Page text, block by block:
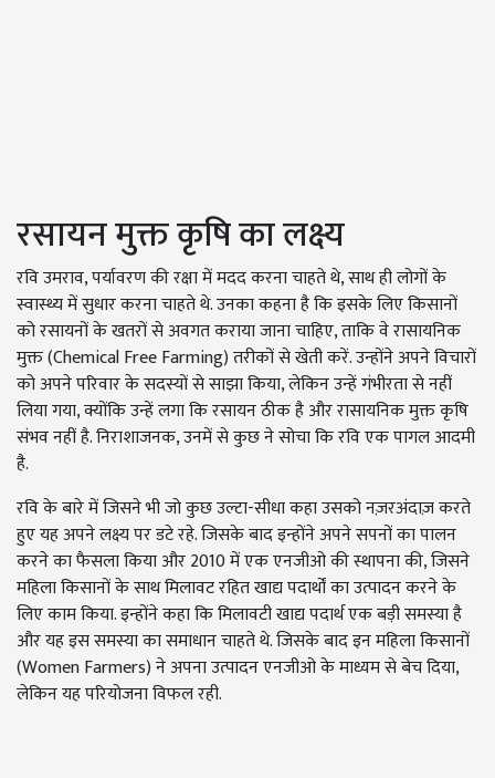
रसायन मुक्त कृषि का लक्ष्य
रवि उमराव, पर्यावरण की रक्षा में मदद करना चाहते थे, साथ ही लोगों के
स्वास्थ्य में सुधार करना चाहते थे. उनका कहना है कि इसके लिए किसानों
को रसायनों के खतरों से अवगत कराया जाना चाहिए, ताकि वे रासायनिक
मुक्त (Chemical Free Farming) तरीकों से खेती करें. उन्होंने अपने विचारों
को अपने परिवार के सदस्यों से साझा किया, लेकिन उन्हें गंभीरता से नहीं
लिया गया, क्योंकि उन्हें लगा कि रसायन ठीक है और रासायनिक मुक्त कृषि
संभव नहीं है. निराशाजनक, उनमें से कुछ ने सोचा कि रवि एक पागल आदमी
है.
रवि के बारे में जिसने भी जो कुछ उल्टा-सीधा कहा उसको नज़रअंदाज़ करते
हुए यह अपने लक्ष्य पर डटे रहे. जिसके बाद इन्होंने अपने सपनों का पालन
करने का फैसला किया और 2010 में एक एनजीओ की स्थापना की, जिसने
महिला किसानों के साथ मिलावट रहित खाद्य पदार्थों का उत्पादन करने के
लिए काम किया. इन्होंने कहा कि मिलावटी खाद्य पदार्थ एक बड़ी समस्या है
और यह इस समस्या का समाधान चाहते थे. जिसके बाद इन महिला किसानों
(Women Farmers) ने अपना उत्पादन एनजीओ के माध्यम से बेच दिया,
लेकिन यह परियोजना विफल रही.